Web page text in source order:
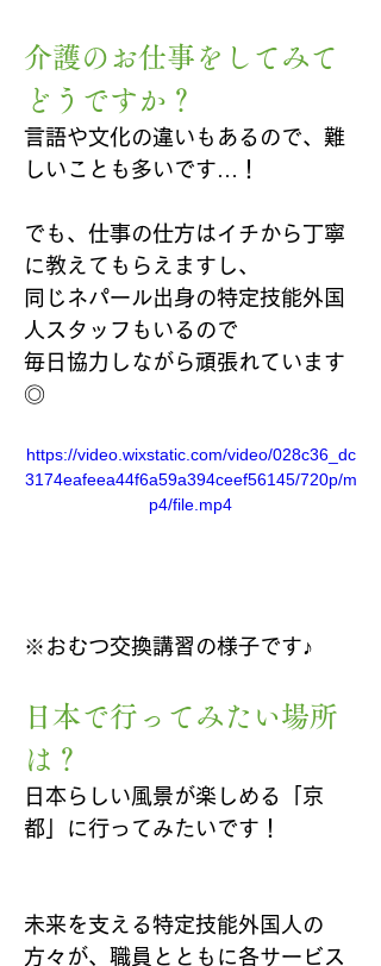
介護のお仕事をしてみて
どうですか？
言語や文化の違いもあるので、難
しいことも多いです…！
でも、仕事の仕方はイチから丁寧
に教えてもらえますし、
同じネパール出身の特定技能外国
人スタッフもいるので
毎日協力しながら頑張れています
◎
https://video.wixstatic.com/video/028c36_dc
3174eafeea44f6a59a394ceef56145/720p/m
p4/file.mp4
※おむつ交換講習の様子です♪
日本で行ってみたい場所
は？
日本らしい風景が楽しめる「京
都」に行ってみたいです！
未来を支える特定技能外国人の
方々が、職員とともに各サービス